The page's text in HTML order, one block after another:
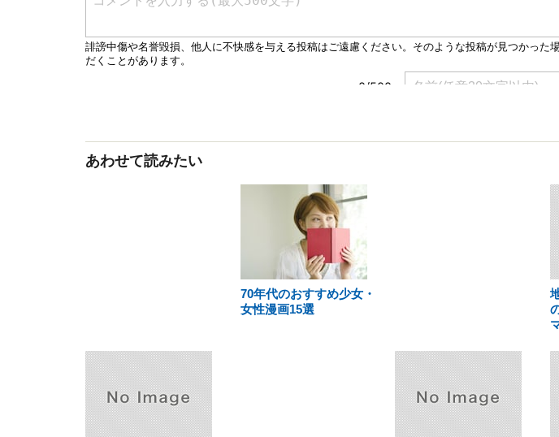
あわせて読みたい
70年代のおすすめ少女・
女性漫画15選